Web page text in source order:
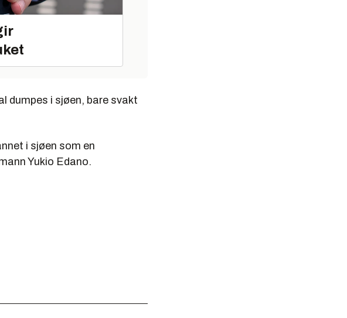
dumpes i sjøen, bare svakt
i sjøen som en
Yukio Edano.